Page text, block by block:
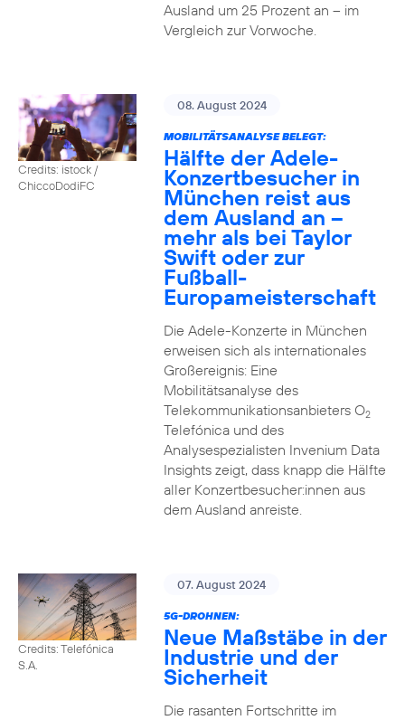
Ausland um 25 Prozent an – im
Vergleich zur Vorwoche.
Credits: istock /
ChiccoDodiFC
08. August 2024
MOBILITÄTSANALYSE BELEGT:
Hälfte der Adele-
Konzertbesucher in
München reist aus
dem Ausland an –
mehr als bei Taylor
Swift oder zur
Fußball-
Europameisterschaft
Die Adele-Konzerte in München
erweisen sich als internationales
Großereignis: Eine
Mobilitätsanalyse des
Telekommunikationsanbieters O2
Telefónica und des
Analysespezialisten Invenium Data
Insights zeigt, dass knapp die Hälfte
aller Konzertbesucher:innen aus
dem Ausland anreiste.
Credits: Telefónica
S.A.
07. August 2024
5G-DROHNEN:
Neue Maßstäbe in der
Industrie und der
Sicherheit
Die rasanten Fortschritte im